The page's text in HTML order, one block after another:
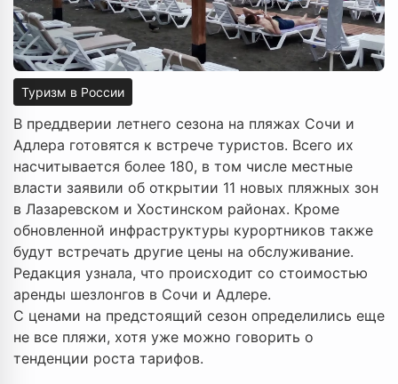
Туризм в России
В преддверии летнего сезона на пляжах Сочи и
Адлера готовятся к встрече туристов. Всего их
насчитывается более 180, в том числе местные
власти заявили об открытии 11 новых пляжных зон
в Лазаревском и Хостинском районах. Кроме
обновленной инфраструктуры курортников также
будут встречать другие цены на обслуживание.
Редакция узнала, что происходит со стоимостью
аренды шезлонгов в Сочи и Адлере.
С ценами на предстоящий сезон определились еще
не все пляжи, хотя уже можно говорить о
тенденции роста тарифов.